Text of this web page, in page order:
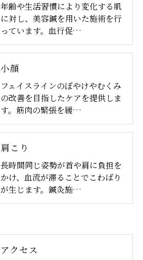
年齢や生活習慣により変化する肌
に対し、美容鍼を用いた施術を行
っています。血行促…
小顔
フェイスラインのぼやけやむくみ
の改善を目指したケアを提供しま
す。筋肉の緊張を緩…
肩こり
長時間同じ姿勢が首や肩に負担を
かけ、血流が滞ることでこわばり
が生じます。鍼灸施…
アクセス